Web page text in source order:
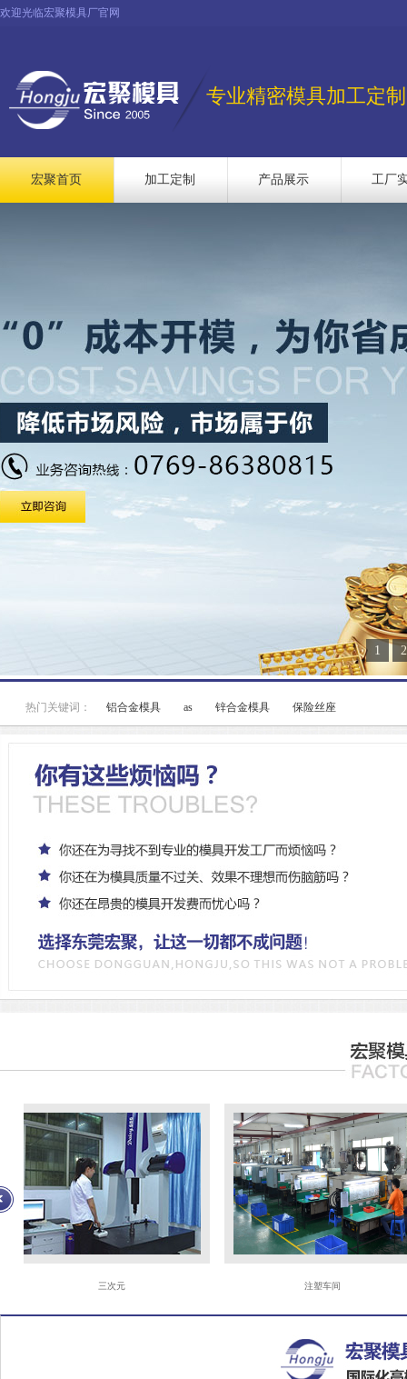
欢迎光临宏聚模具厂官网
专业精密模具加工定制
宏聚首页 加工定制 产品展示 工厂
1 2
热门关键词： 铝合金模具 as 锌合金模具 保险丝座
注塑车间